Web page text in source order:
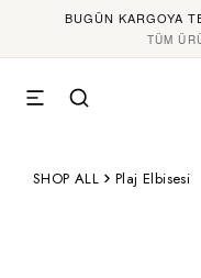
BUGÜN KARGOYA
TÜM
SHOP ALL Plaj Elbisesi